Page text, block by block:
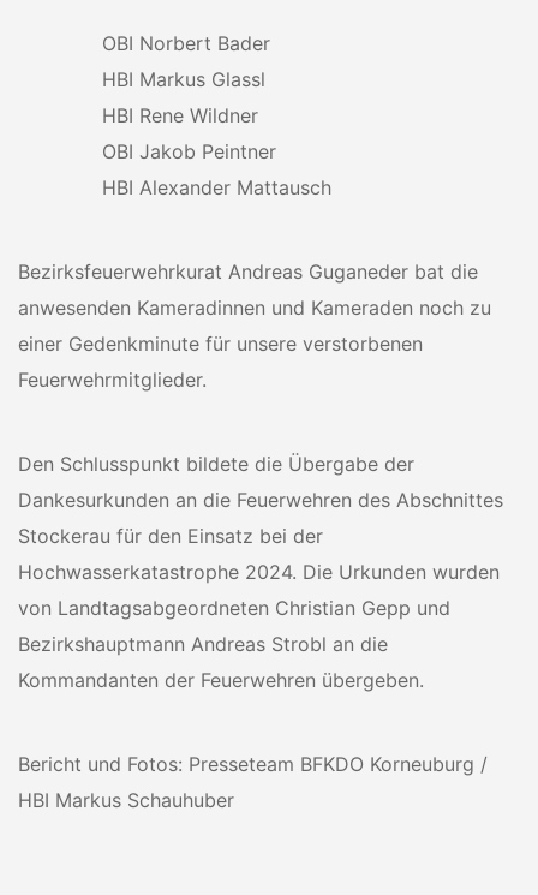
OBI Norbert Bader
HBI Markus Glassl
HBI Rene Wildner
OBI Jakob Peintner
HBI Alexander Mattausch
Bezirksfeuerwehrkurat Andreas Guganeder bat die
anwesenden Kameradinnen und Kameraden noch zu
einer Gedenkminute für unsere verstorbenen
Feuerwehrmitglieder.
Den Schlusspunkt bildete die Übergabe der
Dankesurkunden an die Feuerwehren des Abschnittes
Stockerau für den Einsatz bei der
Hochwasserkatastrophe 2024. Die Urkunden wurden
von Landtagsabgeordneten Christian Gepp und
Bezirkshauptmann Andreas Strobl an die
Kommandanten der Feuerwehren übergeben.
Bericht und Fotos: Presseteam BFKDO Korneuburg /
HBI Markus Schauhuber